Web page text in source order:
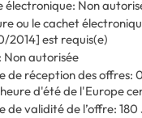
électronique: Non
ou le cachet
2014] est requis(e)
: Non autorisée
de réception des offres:
d'été de l'Europe
de validité de l’offre: 180